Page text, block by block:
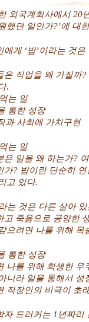
외국계회사에서 20
했던 일인가?’에 대
에게 ‘밥’이라는 것
은 직업을 왜 가질까
.
는 일
통한 성장
과 사회에 가치구현
는 일
은 일을 왜 하는가?
가? 밥이란 단순히
고 있다.
는 것은 다른 살아
고 죽음으로 공양한
으려면 나를 위해 목
통한 성장
나를 위해 희생한
니라 일을 통해서
직장인의 비극이 초
자 드러커는 1년짜리